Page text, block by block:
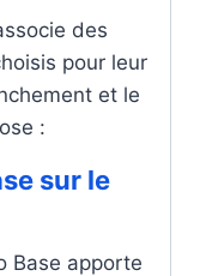
des
pour leur
et le
:
sur le
Base apporte